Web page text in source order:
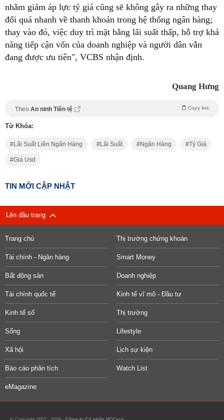
nhằm giảm áp lực tỷ giá cũng sẽ không gây ra những thay
đổi quá nhanh về thanh khoản trong hệ thống ngân hàng;
thay vào đó, việc duy trì mặt bằng lãi suất thấp, hỗ trợ khả
năng tiếp cận vốn của doanh nghiệp và người dân vẫn
đang được ưu tiên", VCBS nhận định.
Quang Hưng
Theo An ninh Tiền tệ Copy link
Từ Khóa:
Lãi Suất Liên Ngân Hàng Lãi Suất Ngân Hàng Tỷ Giá
Giá Usd
TIN MỚI CẬP NHẬT
Lên đầu trang
Trang chủ Thị trường chứng khoán
Tài chính - Ngân hàng Smart Money
Bất động sản Doanh nghiệp
Tài chính quốc tế Kinh tế vĩ mô - Đầu tư
Kinh tế số Thị trường
Sống Lifestyle
Xã hội Lịch sự kiện
Báo cáo phân tích Watch List
eMagazine